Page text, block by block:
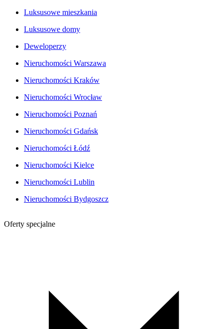
Luksusowe mieszkania
Luksusowe domy
Deweloperzy
Nieruchomości Warszawa
Nieruchomości Kraków
Nieruchomości Wrocław
Nieruchomości Poznań
Nieruchomości Gdańsk
Nieruchomości Łódź
Nieruchomości Kielce
Nieruchomości Lublin
Nieruchomości Bydgoszcz
Oferty specjalne